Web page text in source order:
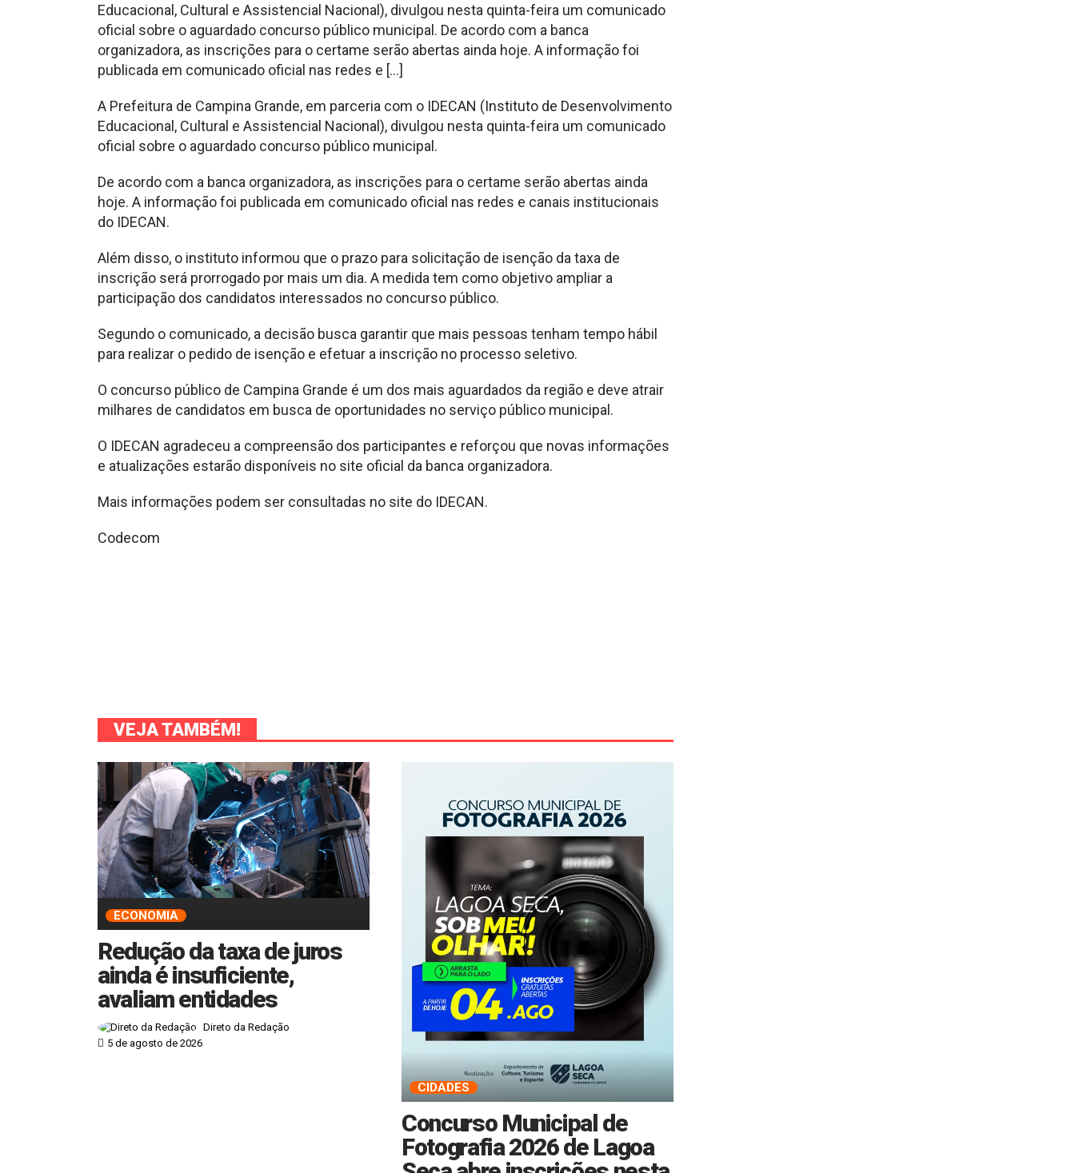
Educacional, Cultural e Assistencial Nacional), divulgou nesta quinta-feira um comunicado
oficial sobre o aguardado concurso público municipal. De acordo com a banca
organizadora, as inscrições para o certame serão abertas ainda hoje. A informação foi
publicada em comunicado oficial nas redes e […]
A Prefeitura de Campina Grande, em parceria com o IDECAN (Instituto de Desenvolvimento
Educacional, Cultural e Assistencial Nacional), divulgou nesta quinta-feira um comunicado
oficial sobre o aguardado concurso público municipal.
De acordo com a banca organizadora, as inscrições para o certame serão abertas ainda
hoje. A informação foi publicada em comunicado oficial nas redes e canais institucionais
do IDECAN.
Além disso, o instituto informou que o prazo para solicitação de isenção da taxa de
inscrição será prorrogado por mais um dia. A medida tem como objetivo ampliar a
participação dos candidatos interessados no concurso público.
Segundo o comunicado, a decisão busca garantir que mais pessoas tenham tempo hábil
para realizar o pedido de isenção e efetuar a inscrição no processo seletivo.
O concurso público de Campina Grande é um dos mais aguardados da região e deve atrair
milhares de candidatos em busca de oportunidades no serviço público municipal.
O IDECAN agradeceu a compreensão dos participantes e reforçou que novas informações
e atualizações estarão disponíveis no site oficial da banca organizadora.
Mais informações podem ser consultadas no site do IDECAN.
Codecom
VEJA TAMBÉM!
ECONOMIA
Redução da taxa de juros
ainda é insuficiente,
avaliam entidades
Direto da Redação
5 de agosto de 2026
CIDADES
Concurso Municipal de
Fotografia 2026 de Lagoa